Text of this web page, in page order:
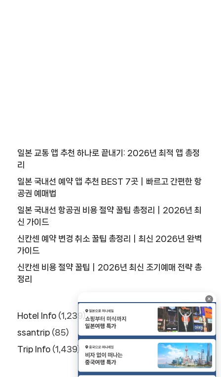
×
일본 교통 앱 추천 하나로 끝내기: 2026년 최적 앱 총정
리
일본 국내선 예약 앱 추천 BEST 7곳｜빠르고 간편한 항
공권 예매법
일본 국내선 항공권 비용 절약 꿀팁 총정리｜2026년 최
신 가이드
신칸센 예약 변경 취소 꿀팁 총정리｜최신 2026년 완벽
가이드
신칸센 비용 절약 꿀팁｜2026년 최신 조기예매 전략 총
정리
Hotel Info (1,239)
ssantrip (85)
Trip Info (1,439)